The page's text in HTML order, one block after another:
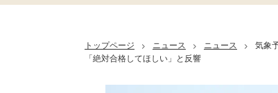
トップページ > ニュース > ニュース >
気象
「絶対合格してほしい」と反響